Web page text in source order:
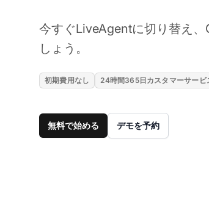
今すぐLiveAgentに切り替え
しょう。
初期費用なし 24時間365日カスタマーサービ
無料で始める デモを予約